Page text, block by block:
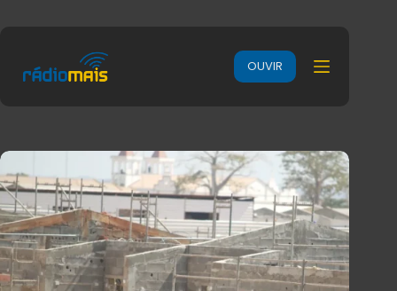
OUVIR